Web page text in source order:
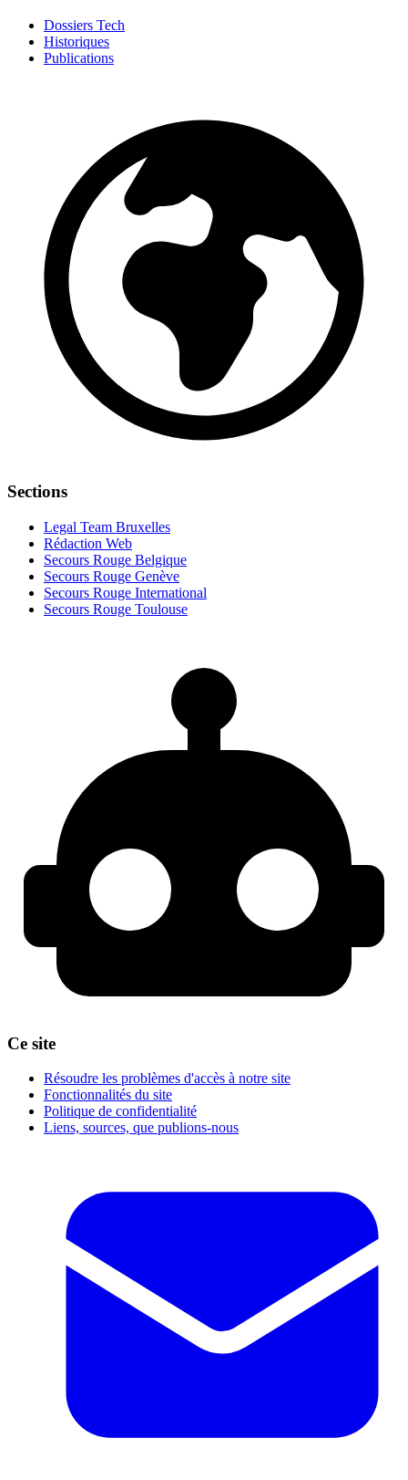
Dossiers Tech
Historiques
Publications
Sections
Legal Team Bruxelles
Rédaction Web
Secours Rouge Belgique
Secours Rouge Genève
Secours Rouge International
Secours Rouge Toulouse
Ce site
Résoudre les problèmes d'accès à notre site
Fonctionnalités du site
Politique de confidentialité
Liens, sources, que publions-nous